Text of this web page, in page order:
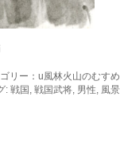
リー： u風林火山のむすめ
: 戦国 , 戦国武将, 男性, 風景